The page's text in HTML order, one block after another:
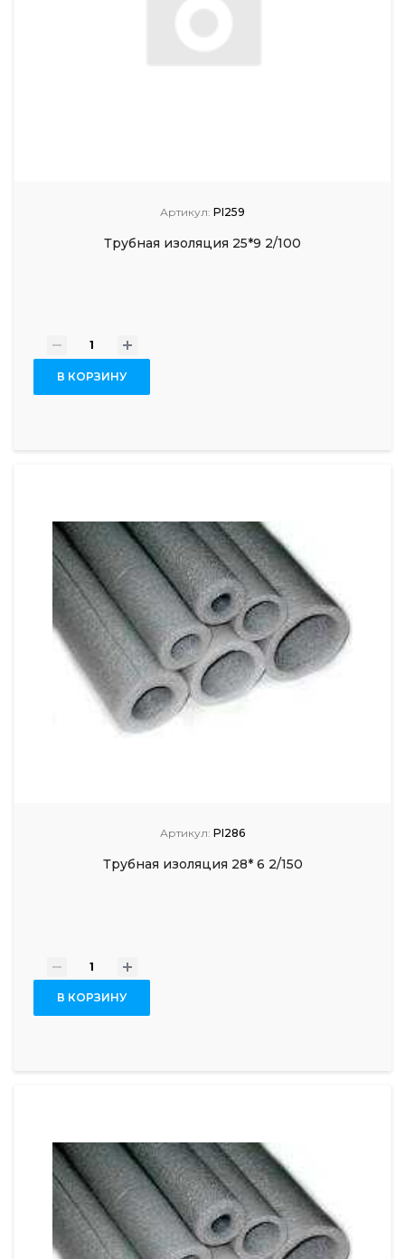
Артикул: PI259
Трубная изоляция 25*9 2/100
- +
В КОРЗИНУ
Артикул: PI286
Трубная изоляция 28* 6 2/150
- +
В КОРЗИНУ